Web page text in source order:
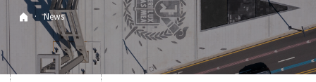
· News